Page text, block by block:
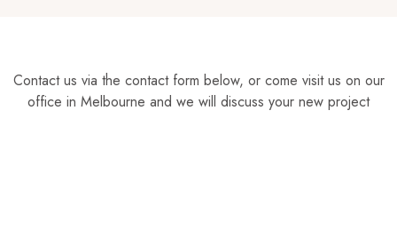
Contact us via the contact form below, or come visit us on our
office in Melbourne and we will discuss your new project